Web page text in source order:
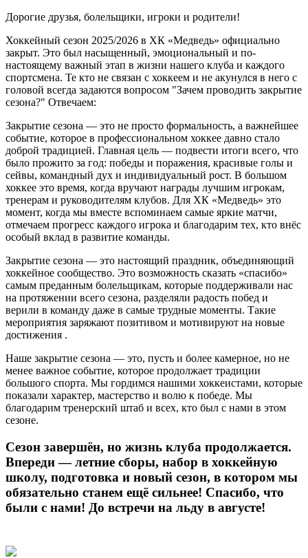
Дорогие друзья, болельщики, игроки и родители!
Хоккейный сезон 2025/2026 в ХК «Медведь» официально
закрыт. Это был насыщенный, эмоциональный и по-
настоящему важный этап в жизни нашего клуба и каждого
спортсмена. Те кто не связан с хоккеем и не акунулся в него с
головой всегда задаются вопросом "Зачем проводить закрытие
сезона?" Отвечаем:
Закрытие сезона — это не просто формальность, а важнейшее
событие, которое в профессиональном хоккее давно стало
доброй традицией. Главная цель — подвести итоги всего, что
было прожито за год: победы и поражения, красивые голы и
сейвы, командный дух и индивидуальный рост. В большом
хоккее это время, когда вручают награды лучшим игрокам,
тренерам и руководителям клубов. Для ХК «Медведь» это
момент, когда мы вместе вспоминаем самые яркие матчи,
отмечаем прогресс каждого игрока и благодарим тех, кто внёс
особый вклад в развитие команды.
Закрытие сезона — это настоящий праздник, объединяющий
хоккейное сообщество. Это возможность сказать «спасибо»
самым преданным болельщикам, которые поддерживали нас
на протяжении всего сезона, разделяли радость побед и
верили в команду даже в самые трудные моменты. Такие
мероприятия заряжают позитивом и мотивируют на новые
достижения .
Наше закрытие сезона — это, пусть и более камерное, но не
менее важное событие, которое продолжает традиции
большого спорта. Мы гордимся нашими хоккеистами, которые
показали характер, мастерство и волю к победе. Мы
благодарим тренерский штаб и всех, кто был с нами в этом
сезоне.
Сезон завершён, но жизнь клуба продолжается.
Впереди — летние сборы, набор в хоккейную
школу, подготовка и новый сезон, в котором мы
обязательно станем ещё сильнее! Спасибо, что
были с нами! До встречи на льду в августе!